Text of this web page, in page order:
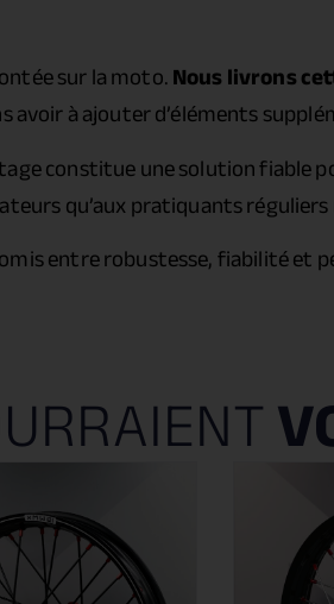
sur la moto.Nous livrons
à ajouter d’éléments
constitue une solution fiable
qu’aux pratiquants
entre robustesse, fiabilité